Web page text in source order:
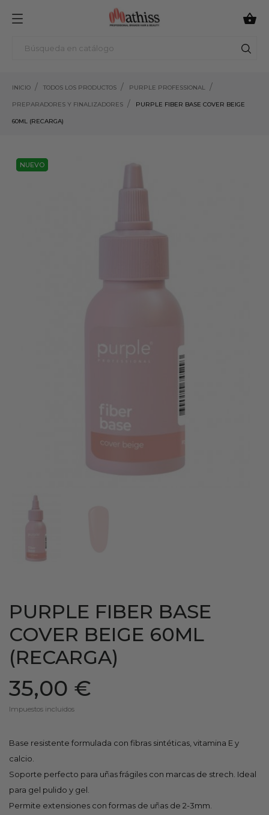

INICIO TODOS LOS PRODUCTOS PURPLE PROFESSIONAL
PREPARADORES Y FINALIZADORES PURPLE FIBER BASE COVER BEIGE
60ML (RECARGA)
NUEVO
NUEVO
PURPLE FIBER BASE
COVER BEIGE 60ML
(RECARGA)
35,00 €
Impuestos incluidos
Base resistente formulada con fibras sintéticas, vitamina E y
calcio.
Soporte perfecto para uñas frágiles con marcas de strech. Ideal
para gel pulido y gel.
Permite extensiones con formas de uñas de 2-3mm.